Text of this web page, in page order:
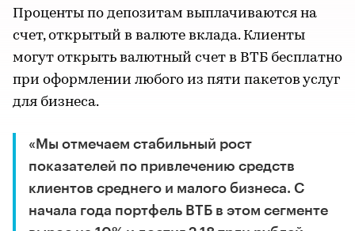
Проценты по депозитам выплачиваются на
счет, открытый в валюте вклада. Клиенты
могут открыть валютный счет в ВТБ бесплатно
при оформлении любого из пяти пакетов услуг
для бизнеса.
«Мы отмечаем стабильный рост
показателей по привлечению средств
клиентов среднего и малого бизнеса. С
начала года портфель ВТБ в этом сегменте